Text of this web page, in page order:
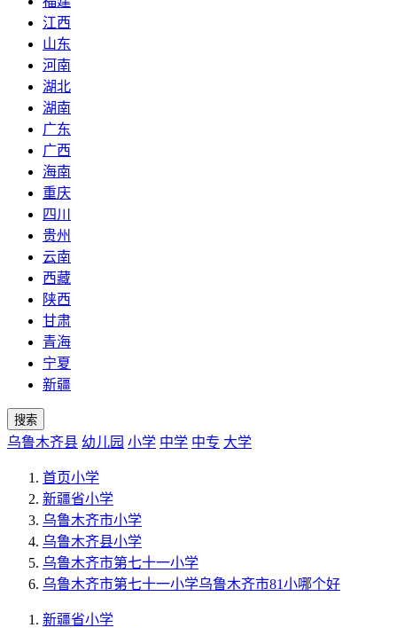
江西
山东
河南
湖北
湖南
广东
广西
海南
重庆
四川
贵州
云南
西藏
陕西
甘肃
青海
宁夏
新疆
搜索
乌鲁木齐县 幼儿园 小学 中学 中专 大学
首页小学
新疆省小学
乌鲁木齐市小学
乌鲁木齐县小学
乌鲁木齐市第七十一小学
乌鲁木齐市第七十一小学乌鲁木齐市81小哪个好
新疆省小学